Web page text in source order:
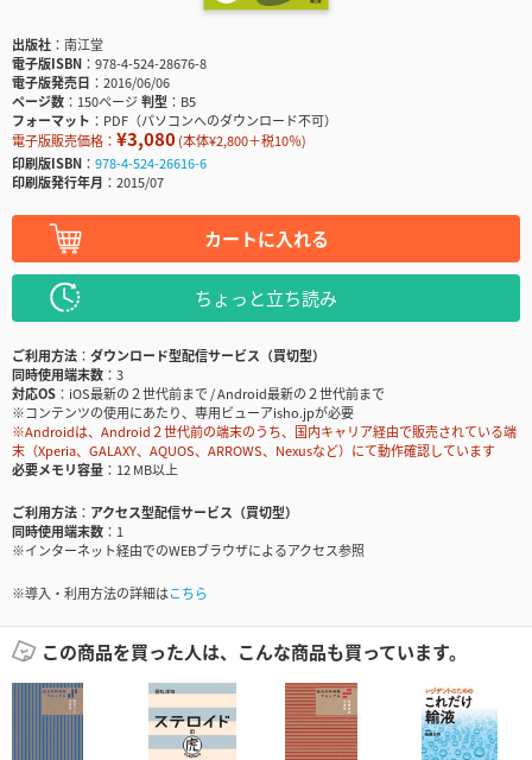
出版社
南江堂
電子版ISBN
978-4-524-28676-8
電子版発売日
2016/06/06
ページ数
150ページ判型
B5
フォーマット
PDF（パソコンへのダウンロード不可）
電子版販売価格： ¥3,080(本体¥2,800＋税10％)
印刷版ISBN
978-4-524-26616-6
印刷版発行年月
2015/07
カートに入れる
ちょっと立ち読み
ご利用方法
ダウンロード型配信サービス（買切型）
同時使用端末数
3
対応OS
iOS最新の２世代前まで / Android最新の２世代前まで
※コンテンツの使用にあたり、専用ビューアisho.jpが必要
※Androidは、Android２世代前の端末のうち、国内キャリア経由で販売されている端
末（Xperia、GALAXY、AQUOS、ARROWS、Nexusなど）にて動作確認しています
必要メモリ容量
12 MB以上
ご利用方法
アクセス型配信サービス（買切型）
同時使用端末数
1
※インターネット経由でのWEBブラウザによるアクセス参照
※導入・利用方法の詳細はこちら
この商品を買った人は、こんな商品も買っています。